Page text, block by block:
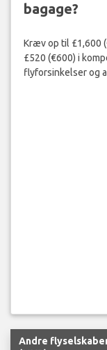
bagage?
Kræv op til £1,600
£520 (€600) i
flyforsinkelser og
Andre